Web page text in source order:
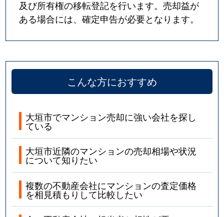
及び所有権の移転登記を行います。売却益が
ある場合には、確定申告が必要となります。
こんな方におすすめ
大垣市でマンション売却に強い会社を探し
ている
大垣市近隣のマンションの売却相場や状況
について知りたい
複数の不動産会社にマンションの査定価格
を相見積もりして比較したい